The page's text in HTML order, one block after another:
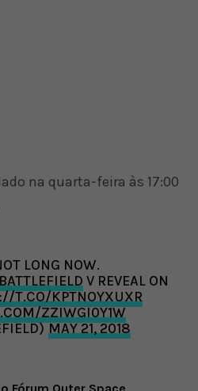
na quarta-feira às 17:00
LONG NOW.
V REVEAL ON
T.CO/KPTNOYXUXR
ZZIWGI0Y1W
MAY 21, 2018